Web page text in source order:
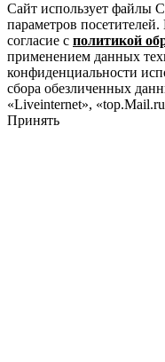
Сайт использует файлы
параметров
согласие с политикой
применением данных
конфиденциальности
сбора обезличенных
«Liveinternet»,
Принять